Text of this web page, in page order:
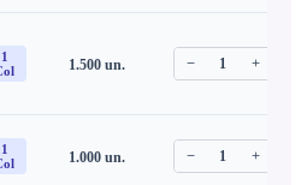
1
1.500un. − 1 +
1
1.000un. − 1 +